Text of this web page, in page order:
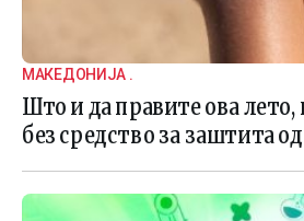
МАКЕДОНИЈА .
Што и да правите ова лето,
без средство за заштита